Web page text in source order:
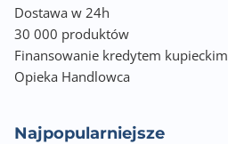
Dostawa w 24h
30 000 produktów
Finansowanie kredytem kupieckim
Opieka Handlowca
Najpopularniejsze